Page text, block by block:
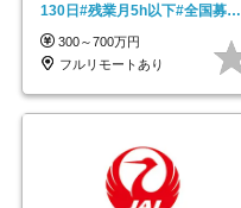
130日#残業月5h以下#全国募集
#最大1年の研修
300～700万円
フルリモートあり